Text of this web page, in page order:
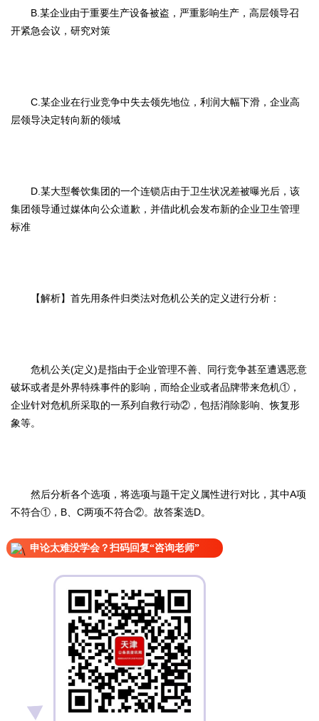
B.某企业由于重要生产设备被盗，严重影响生产，高层领导召
开紧急会议，研究对策
C.某企业在行业竞争中失去领先地位，利润大幅下滑，企业高
层领导决定转向新的领域
D.某大型餐饮集团的一个连锁店由于卫生状况差被曝光后，该
集团领导通过媒体向公众道歉，并借此机会发布新的企业卫生管理
标准
【解析】首先用条件归类法对危机公关的定义进行分析：
危机公关(定义)是指由于企业管理不善、同行竞争甚至遭遇恶意
破坏或者是外界特殊事件的影响，而给企业或者品牌带来危机①，
企业针对危机所采取的一系列自救行动②，包括消除影响、恢复形
象等。
然后分析各个选项，将选项与题干定义属性进行对比，其中A项
不符合①，B、C两项不符合②。故答案选D。
申论太难没学会？扫码回复“咨询老师”